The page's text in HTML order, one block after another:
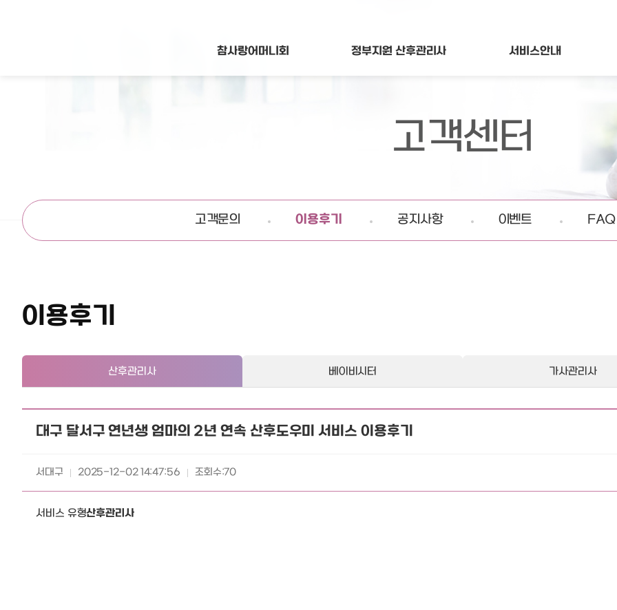
참사랑어머니회 정부지원 산후관리사 서비스안내
고객센터
고객문의 이용후기 공지사항 이벤트 FAQ
이용후기
산후관리사 베이비시터 가사관리사
대구 달서구 연년생 엄마의 2년 연속 산후도우미 서비스 이용후기
서대구 2025-12-02 14:47:56 조회수:70
서비스 유형산후관리사